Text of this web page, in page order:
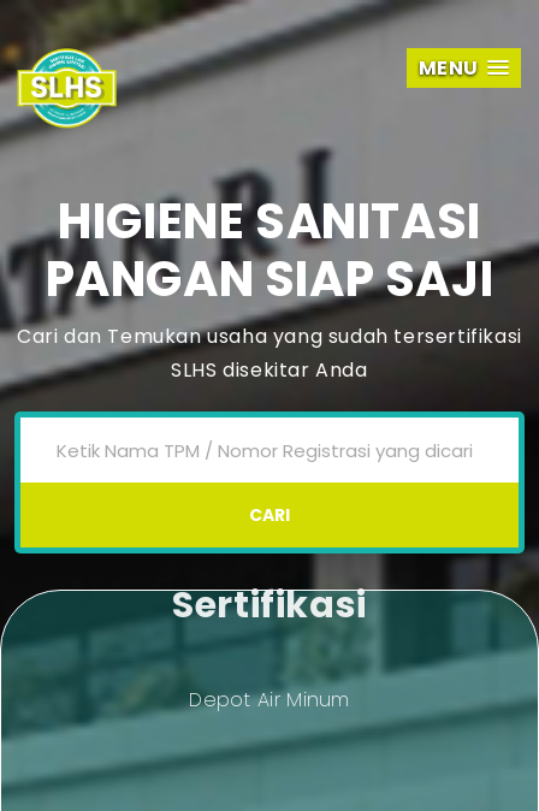
MENU
HIGIENE SANITASI
PANGAN SIAP SAJI
Cari dan Temukan usaha yang sudah tersertifikasi
SLHS disekitar Anda
CARI
Sertifikasi
Depot Air Minum